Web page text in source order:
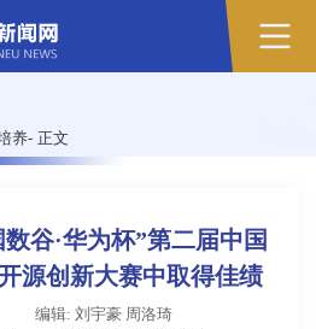
养- 正文
谷·华为杯”第二届中国
源创新大赛中取得佳绩
编辑: 刘宇豪 周洛琦
原